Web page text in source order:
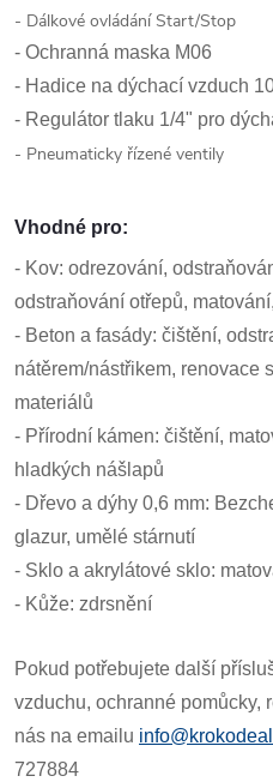
- Dálkové ovládání Start/Stop
- Ochranná maska ​​M06
- Hadice na dýchací vzduch
- Regulátor tlaku 1/4" pro
- Pneumaticky řízené ventily
Vhodné pro:
- Kov: odrezování,
odstraňování otřepů,
- Beton a fasády: čištění,
nátěrem/nástřikem, renovace
materiálů
- Přírodní kámen: čištění,
hladkých nášlapů
- Dřevo a dýhy 0,6 mm:
glazur, umělé stárnutí
- Sklo a akrylátové sklo:
- Kůže: zdrsnění
Pokud potřebujete další
vzduchu, ochranné pomůcky,
nás na emailu
727884